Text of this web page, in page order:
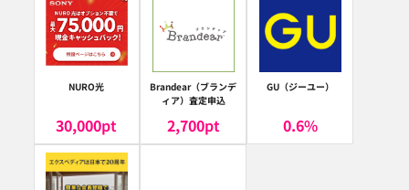
NURO光
30,000pt
Brandear（ブランデ
ィア）査定申込
2,700pt
GU（ジーユー）
0.6%